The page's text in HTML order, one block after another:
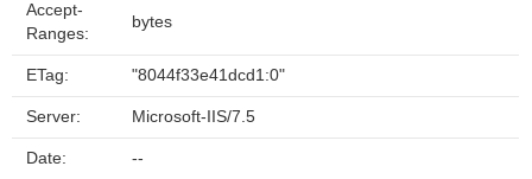
Accept-
Ranges:
bytes
ETag: "8044f33e41dcd1:0"
Server: Microsoft-IIS/7.5
Date: --